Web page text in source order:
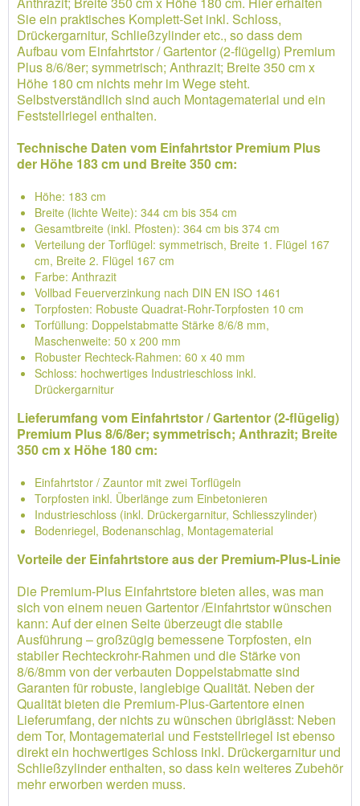
Sie ein praktisches Komplett-Set inkl. Schloss,
Drückergarnitur, Schließzylinder etc., so dass dem
Aufbau vom Einfahrtstor / Gartentor (2-flügelig) Premium
Plus 8/6/8er; symmetrisch; Anthrazit; Breite 350 cm x
Höhe 180 cm nichts mehr im Wege steht.
Selbstverständlich sind auch Montagematerial und ein
Feststellriegel enthalten.
Technische Daten vom Einfahrtstor Premium Plus
der Höhe 183 cm und Breite 350 cm:
Höhe: 183 cm
Breite (lichte Weite): 344 cm bis 354 cm
Gesamtbreite (inkl. Pfosten): 364 cm bis 374 cm
Verteilung der Torflügel: symmetrisch, Breite 1. Flügel 167
cm, Breite 2. Flügel 167 cm
Farbe: Anthrazit
Vollbad Feuerverzinkung nach DIN EN ISO 1461
Torpfosten: Robuste Quadrat-Rohr-Torpfosten 10 cm
Torfüllung: Doppelstabmatte Stärke 8/6/8 mm,
Maschenweite: 50 x 200 mm
Robuster Rechteck-Rahmen: 60 x 40 mm
Schloss: hochwertiges Industrieschloss inkl.
Drückergarnitur
Lieferumfang vom Einfahrtstor / Gartentor (2-flügelig)
Premium Plus 8/6/8er; symmetrisch; Anthrazit; Breite
350 cm x Höhe 180 cm:
Einfahrtstor / Zauntor mit zwei Torflügeln
Torpfosten inkl. Überlänge zum Einbetonieren
Industrieschloss (inkl. Drückergarnitur, Schliesszylinder)
Bodenriegel, Bodenanschlag, Montagematerial
Vorteile der Einfahrtstore aus der Premium-Plus-Linie
Die Premium-Plus Einfahrtstore bieten alles, was man
sich von einem neuen Gartentor /Einfahrtstor wünschen
kann: Auf der einen Seite überzeugt die stabile
Ausführung – großzügig bemessene Torpfosten, ein
stabiler Rechteckrohr-Rahmen und die Stärke von
8/6/8mm von der verbauten Doppelstabmatte sind
Garanten für robuste, langlebige Qualität. Neben der
Qualität bieten die Premium-Plus-Gartentore einen
Lieferumfang, der nichts zu wünschen übriglässt: Neben
dem Tor, Montagematerial und Feststellriegel ist ebenso
direkt ein hochwertiges Schloss inkl. Drückergarnitur und
Schließzylinder enthalten, so dass kein weiteres Zubehör
mehr erworben werden muss.